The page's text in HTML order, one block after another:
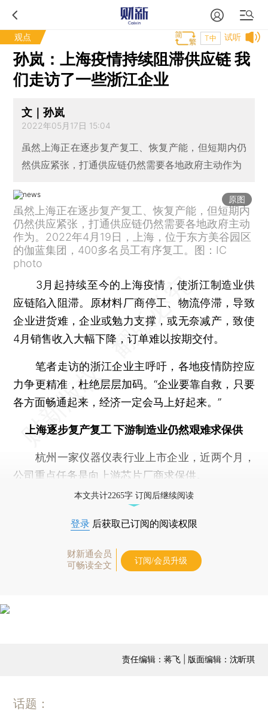
观点 试听
T中
孙岚：上海疫情持续阻滞供应链 我
们走访了一些浙江企业
文｜孙岚
2022年05月17日 15:04
虽然上海正在逐步复产复工、恢复产能，但短期内仍
然供应紧张，打通供应链仍然需要各地政府主动作为
原图
虽然上海正在逐步复产复工、恢复产能，但短期内
仍然供应紧张，打通供应链仍然需要各地政府主动
作为。2022年4月19日，上海，位于东方美谷园区
的伽蓝集团，400多名员工有序复工。图：IC
photo
3月起持续至今的上海疫情，使浙江制造业供
应链陷入阻滞。原材料厂商停工、物流停滞，导致
企业进货难，企业或勉力支撑，或无奈减产，致使
4月销售收入大幅下降，订单难以按期交付。
笔者走访的浙江企业主呼吁，各地疫情防控应
力争更精准，杜绝层层加码。“企业要靠自救，只要
各方面畅通起来，经济一定会马上好起来。”
上海逐步复产复工 下游制造业仍然艰难求保供
杭州一家仪器仪表行业上市企业，近两个月，
公司重点任务是向上游芯片厂商求保供。
本文共计2265字 订阅后继续阅读
登录 后获取已订阅的阅读权限
财新通会员
可畅读全文
订阅/会员升级
责任编辑：蒋飞 | 版面编辑：沈昕琪
话题：